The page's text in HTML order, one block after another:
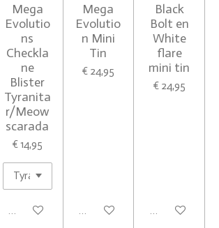
Mega
Evolutio
ns
Checkla
ne
Blister
Tyranita
r/Meow
scarada
€ 14,95
In winkelwagen
Mega
Evolutio
n Mini
Tin
€ 24,95
Houd mij op de hoogte
Black
Bolt en
White
flare
mini tin
€ 24,95
Houd mij op